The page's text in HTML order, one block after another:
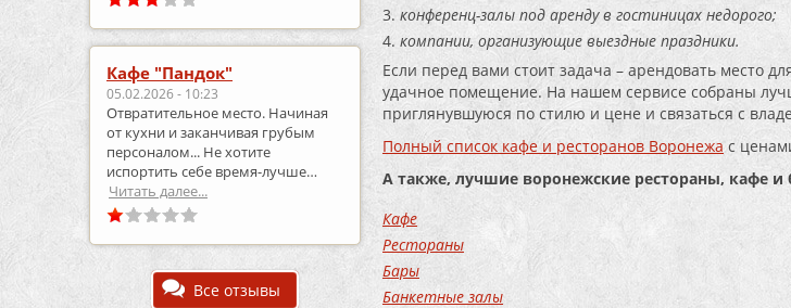
Кафе "Пандок"
05.02.2026 - 10:23
Отвратительное место. Начиная
от кухни и заканчивая грубым
персоналом... Не хотите
испортить себе время-лучше
выберите что-то другое..
Читать далее...
Все отзывы
конференц-залы под аренду в гостиницах недорого;
компании, организующие выездные праздники.
Если перед вами стоит задача – арендовать место
удачное помещение. На нашем сервисе собраны
приглянувшуюся по стилю и цене и связаться с
Полный список кафе и ресторанов Воронежас
А также, лучшие воронежские рестораны, кафе и
Кафе
Рестораны
Бары
Банкетные залы